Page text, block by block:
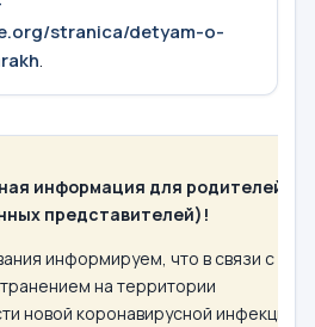
stranica/detyam-o-
.
информация для родителей
представителей)!
информируем, что в связи с
на территории
новой коронавирусной инфекции